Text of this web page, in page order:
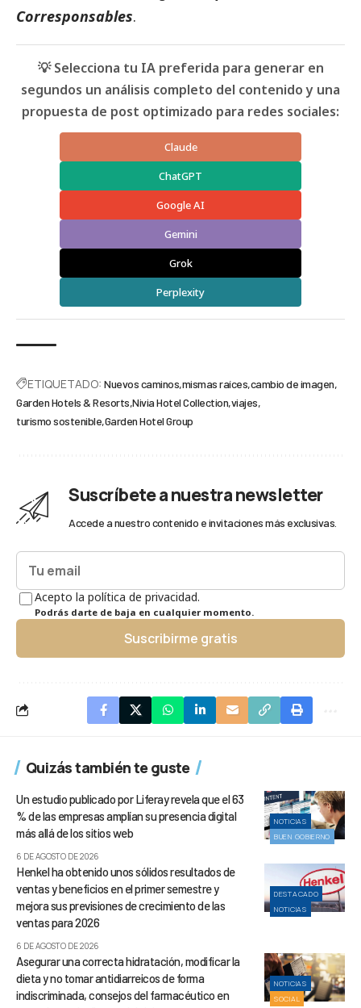
Corresponsables.
💡 Selecciona tu IA preferida para generar en
segundos un análisis completo del contenido y una
propuesta de post optimizado para redes sociales:
Claude
ChatGPT
Google AI
Gemini
Grok
Perplexity
ETIQUETADO: Nuevos caminos mismas raíces cambio de imagen
Garden Hotels & Resorts Nivia Hotel Collection viajes
turismo sostenible Garden Hotel Group
Suscríbete a nuestra newsletter
Accede a nuestro contenido e invitaciones más exclusivas.
Acepto la política de privacidad.
Podrás darte de baja en cualquier momento.
Suscribirme gratis
Quizás también te guste
NOTICIAS
BUEN GOBIERNO
Un estudio publicado por Liferay revela que el 63
% de las empresas amplían su presencia digital
más allá de los sitios web
6 DE AGOSTO DE 2026
DESTACADO
NOTICIAS
Henkel ha obtenido unos sólidos resultados de
ventas y beneficios en el primer semestre y
mejora sus previsiones de crecimiento de las
ventas para 2026
6 DE AGOSTO DE 2026
NOTICIAS
SOCIAL
Asegurar una correcta hidratación, modificar la
dieta y no tomar antidiarreicos de forma
indiscriminada, consejos del farmacéutico en